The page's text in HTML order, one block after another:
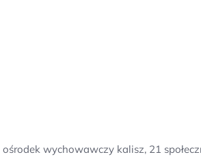
wychowawczy kalisz, 21